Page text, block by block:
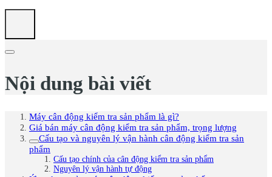
Nội dung bài viết
Máy cân động kiểm tra sản phẩm là gì?
Giá bán máy cân động kiểm tra sản phẩm, trọng lượng
Cấu tạo và nguyên lý vận hành cân động kiểm tra sản
phẩm
Cấu tạo chính của cân động kiểm tra sản phẩm
Nguyên lý vận hành tự động